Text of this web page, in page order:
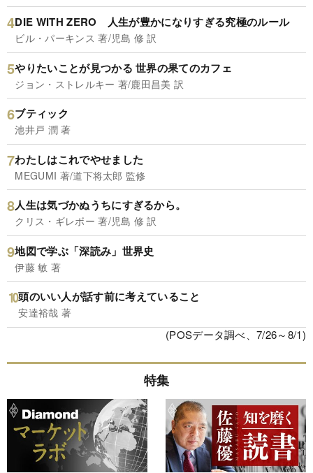
DIE WITH ZERO 人生が豊かになりすぎる究極のルール
ビル・パーキンス 著/児島 修 訳
やりたいことが見つかる 世界の果てのカフェ
ジョン・ストレルキー 著/鹿田昌美 訳
ブティック
池井戸 潤 著
わたしはこれでやせました
MEGUMI 著/道下将太郎 監修
人生は気づかぬうちにすぎるから。
クリス・ギレボー 著/児島 修 訳
地図で学ぶ「深読み」世界史
伊藤 敏 著
頭のいい人が話す前に考えていること
安達裕哉 著
(POSデータ調べ、7/26～8/1)
特集